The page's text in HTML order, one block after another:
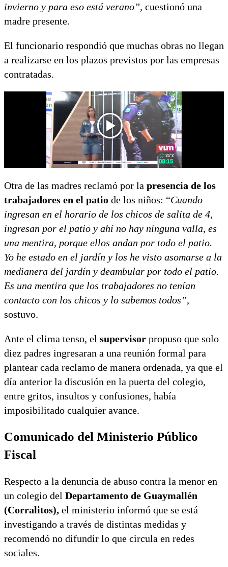
invierno y para eso está verano”, cuestionó una
madre presente.
El funcionario respondió que muchas obras no llegan
a realizarse en los plazos previstos por las empresas
contratadas.
Otra de las madres reclamó por la presencia de los
trabajadores en el patio de los niños: “Cuando
ingresan en el horario de los chicos de salita de 4,
ingresan por el patio y ahí no hay ninguna valla, es
una mentira, porque ellos andan por todo el patio.
Yo he estado en el jardín y los he visto asomarse a la
medianera del jardín y deambular por todo el patio.
Es una mentira que los trabajadores no tenían
contacto con los chicos y lo sabemos todos”,
sostuvo.
Ante el clima tenso, el supervisor propuso que solo
diez padres ingresaran a una reunión formal para
plantear cada reclamo de manera ordenada, ya que el
día anterior la discusión en la puerta del colegio,
entre gritos, insultos y confusiones, había
imposibilitado cualquier avance.
Comunicado del Ministerio Público
Fiscal
Respecto a la denuncia de abuso contra la menor en
un colegio del Departamento de Guaymallén
(Corralitos), el ministerio informó que se está
investigando a través de distintas medidas y
recomendó no difundir lo que circula en redes
sociales.